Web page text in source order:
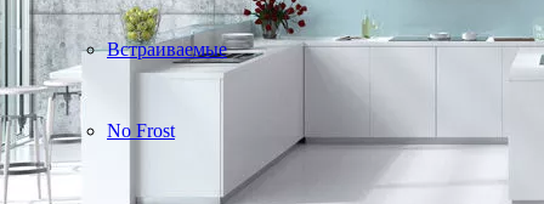
Встраиваемые
No Frost